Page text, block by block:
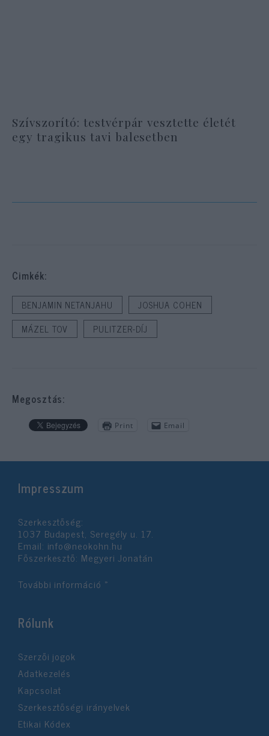
Szívszorító: testvérpár vesztette életét
egy tragikus tavi balesetben
Cimkék:
BENJAMIN NETANJAHU
JOSHUA COHEN
MÁZEL TOV
PULITZER-DÍJ
Megosztás:
Print Email
Impresszum
Szerkesztőség:
1037 Budapest, Seregély u. 17.
Email: info@neokohn.hu
Főszerkesztő: Megyeri Jonatán
További információ »
Rólunk
Szerzői jogok
Adatkezelés
Kapcsolat
Szerkesztőségi irányelvek
Etikai Kódex